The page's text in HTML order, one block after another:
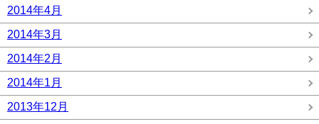
2014年4月
2014年3月
2014年2月
2014年1月
2013年12月